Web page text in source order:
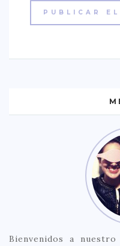
Bienvenidos a